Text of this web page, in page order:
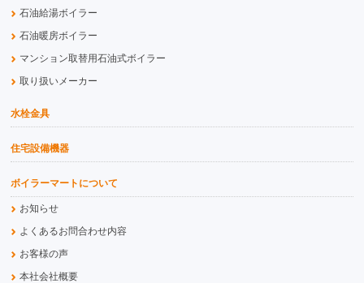
石油給湯ボイラー
石油暖房ボイラー
マンション取替用石油式ボイラー
取り扱いメーカー
水栓金具
住宅設備機器
ボイラーマートについて
お知らせ
よくあるお問合わせ内容
お客様の声
本社会社概要